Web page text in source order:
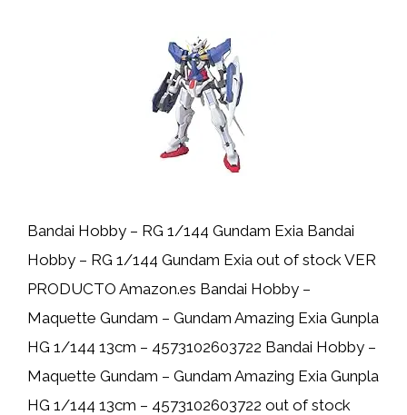
Bandai Hobby – RG 1/144 Gundam Exia Bandai
Hobby – RG 1/144 Gundam Exia out of stock VER
PRODUCTO Amazon.es Bandai Hobby –
Maquette Gundam – Gundam Amazing Exia Gunpla
HG 1/144 13cm – 4573102603722 Bandai Hobby –
Maquette Gundam – Gundam Amazing Exia Gunpla
HG 1/144 13cm – 4573102603722 out of stock